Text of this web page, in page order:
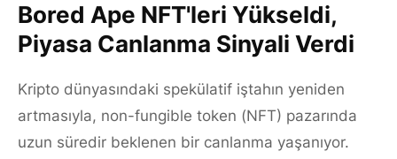
Bored Ape NFT'leri Yükseldi,
Piyasa Canlanma Sinyali Verdi
Kripto dünyasındaki spekülatif iştahın yeniden
artmasıyla, non-fungible token (NFT) pazarında
uzun süredir beklenen bir canlanma yaşanıyor.